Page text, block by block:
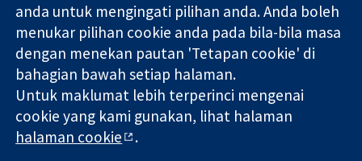
Kolaborasi Cochrane ialah sebuah badan amal (no. 1045921) dan
sebuah syarikat terhad oleh jaminan (no. 03044323) yang
berdaftar di England & Wales. Nombor pendaftaran VAT GB 718
2127 49.
Hak Cipta © 2026 Kolabrasi Cochrane
anda untuk mengingati pilihan anda. Anda boleh
menukar pilihan cookie anda pada bila-bila masa
dengan menekan pautan 'Tetapan cookie' di
bahagian bawah setiap halaman.
Untuk maklumat lebih terperinci mengenai
cookie yang kami gunakan, lihat halaman
halaman cookie
.